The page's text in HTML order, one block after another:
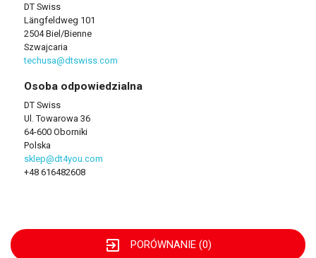
DT Swiss
Längfeldweg 101
2504 Biel/Bienne
Szwajcaria
techusa@dtswiss.com
Osoba odpowiedzialna
DT Swiss
Ul. Towarowa 36
64-600 Oborniki
Polska
sklep@dt4you.com
+48 616482608
exit_to_app PORÓWNANIE (0)